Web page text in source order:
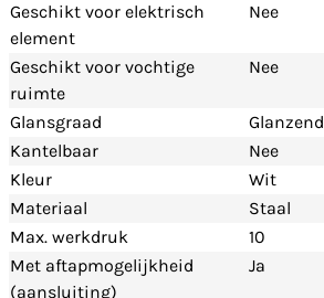
Geschikt voor elektrisch
element
Nee
Geschikt voor vochtige
ruimte
Nee
Glansgraad
Glanzend
Kantelbaar
Nee
Kleur
Wit
Materiaal
Staal
Max. werkdruk
10
Met aftapmogelijkheid
(aansluiting)
Ja